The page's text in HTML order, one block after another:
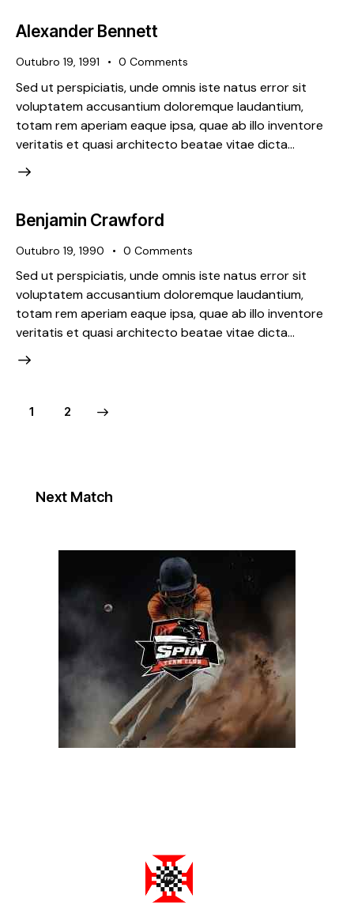
Alexander Bennett
Outubro 19, 1991 0 Comments
Sed ut perspiciatis, unde omnis iste natus error sit
voluptatem accusantium doloremque laudantium,
totam rem aperiam eaque ipsa, quae ab illo inventore
veritatis et quasi architecto beatae vitae dicta…
Benjamin Crawford
Outubro 19, 1990 0 Comments
Sed ut perspiciatis, unde omnis iste natus error sit
voluptatem accusantium doloremque laudantium,
totam rem aperiam eaque ipsa, quae ab illo inventore
veritatis et quasi architecto beatae vitae dicta…
1 2
Next Match